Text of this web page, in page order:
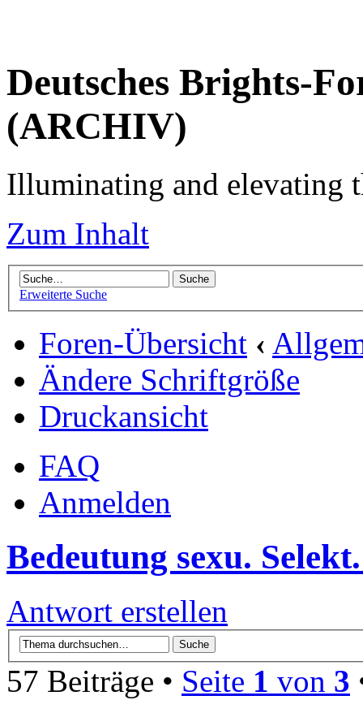
Deutsches Brights-
(ARCHIV)
Illuminating and elevating
Zum Inhalt
Erweiterte Suche
Foren-Übersicht ‹
Ändere Schriftgröße
Druckansicht
FAQ
Anmelden
Bedeutung sexu.
Antwort erstellen
57 Beiträge • Seite 1 von 3